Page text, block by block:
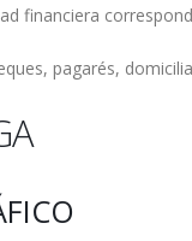
financiera
pagarés,